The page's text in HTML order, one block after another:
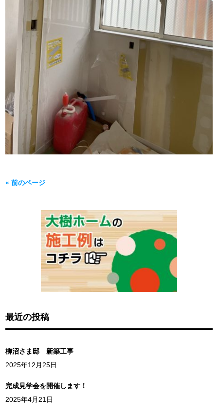
« 前のページ
最近の投稿
柳沼さま邸 新築工事
2025年12月25日
完成見学会を開催します！
2025年4月21日